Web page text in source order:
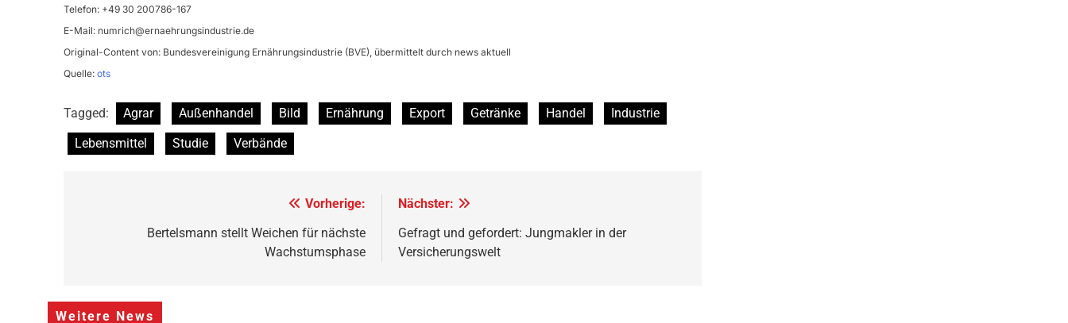
Telefon: +49 30 200786-167
E-Mail: numrich@ernaehrungsindustrie.de
Original-Content von: Bundesvereinigung Ernährungsindustrie (BVE), übermittelt durch news aktuell
Quelle: ots
Tagged: Agrar Außenhandel Bild Ernährung Export Getränke Handel
Industrie
Lebensmittel
Studie Verbände
Vorherige:
Bertelsmann stellt Weichen für nächste
Wachstumsphase
Nächster:
Gefragt und gefordert: Jungmakler in der
Versicherungswelt
Weitere News